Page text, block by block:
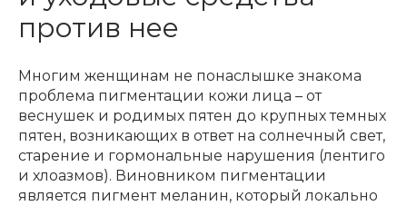
против нее
Многим женщинам не понаслышке знакома
проблема пигментации кожи лица – от
веснушек и родимых пятен до крупных темных
пятен, возникающих в ответ на солнечный свет,
старение и гормональные нарушения (лентиго
и хлоазмов). Виновником пигментации
является пигмент меланин, который локально